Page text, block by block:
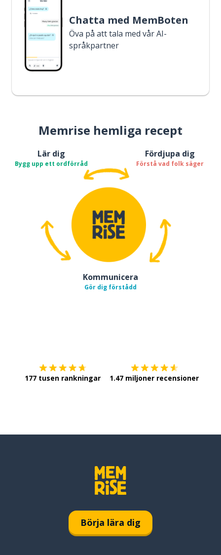
Chatta med MemBoten
Öva på att tala med vår AI-
språkpartner
Memrise hemliga recept
Lär dig
Bygg upp ett ordförråd
Fördjupa dig
Förstå vad folk säger
Kommunicera
Gör dig förstådd
177 tusen rankningar 1.47 miljoner recensioner
Börja lära dig